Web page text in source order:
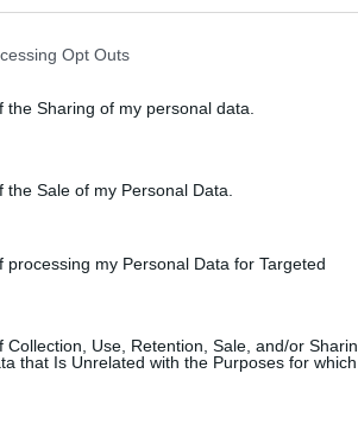
Opt Outs
the Sharing of my personal data.
Sale of my Personal Data.
processing my Personal Data for Targeted
Collection, Use, Retention, Sale, and/or
that Is Unrelated with the Purposes for
a Italia: o levanta los controles a viajeros de
Gobierno y mantiene los controles a viajeros de
"No aceptamos imposiciones"